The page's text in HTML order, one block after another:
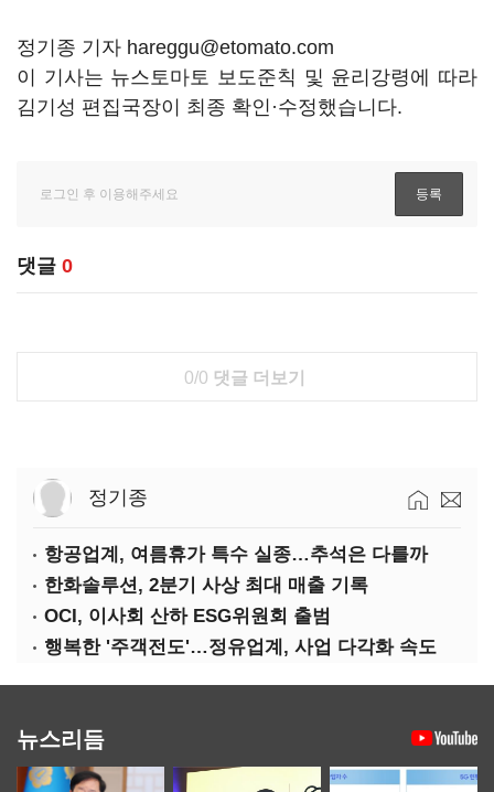
정기종 기자 hareggu@etomato.com
이 기사는 뉴스토마토 보도준칙 및 윤리강령에 따라
김기성 편집국장이 최종 확인·수정했습니다.
댓글 0
0/0 댓글 더보기
정기종
항공업계, 여름휴가 특수 실종…추석은 다를까
한화솔루션, 2분기 사상 최대 매출 기록
OCI, 이사회 산하 ESG위원회 출범
행복한 '주객전도'…정유업계, 사업 다각화 속도
뉴스리듬